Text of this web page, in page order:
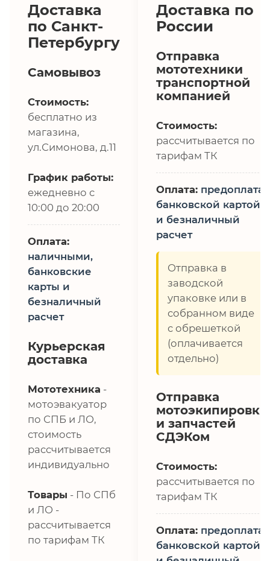
Доставка
по Санкт-
Петербургу
Самовывоз
Стоимость:
бесплатно из
магазина,
ул.Симонова, д.11
График работы:
ежедневно с
10:00 до 20:00
Оплата:
наличными,
банковские
карты и
безналичный
расчет
Курьерская
доставка
Мототехника -
мотоэвакуатор
по СПБ и ЛО,
стоимость
рассчитывается
индивидуально
Товары - По СПб
и ЛО -
рассчитывается
по тарифам ТК
Доставка по
России
Отправка
мототехники
транспортной
компанией
Стоимость:
рассчитывается по
тарифам ТК
Оплата: предоплата,
банковской картой
и безналичный
расчет
Отправка в
заводской
упаковке или в
собранном виде
с обрешеткой
(оплачивается
отдельно)
Отправка
мотоэкипировки
и запчастей
СДЭКом
Стоимость:
рассчитывается по
тарифам ТК
Оплата: предоплата,
банковской картой